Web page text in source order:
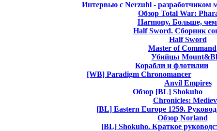
Интервью с Nerzuhl - разработчиком
Обзор Total War:
Harmony. Больше,
Half Sword. Сборник
Half Sword
Master of Command
Убийцы
Корабли и флотилии
[WB] Paradigm Chronomancer
Anvil Empires
Обзор [BL] Shokuho
Chronicles:
[BL] Eastern Europe 1259.
Обзор Norland
[BL] Shokuho. Краткое